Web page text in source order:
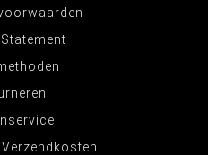
Verzendkosten